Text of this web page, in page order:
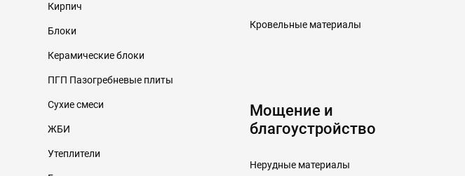
Кирпич
Блоки
Керамические блоки
ПГП Пазогребневые плиты
Сухие смеси
ЖБИ
Утеплители
Кровельные материалы
Мощение и
благоустройство
Нерудные материалы